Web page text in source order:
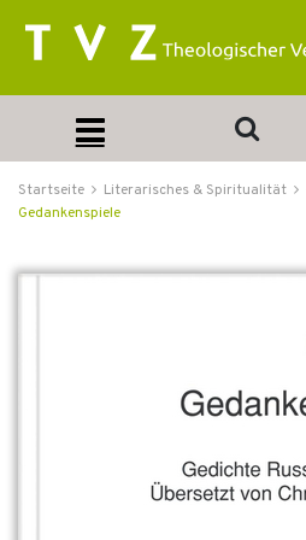
Startseite Literarisches & Spiritualität
Gedankenspiele